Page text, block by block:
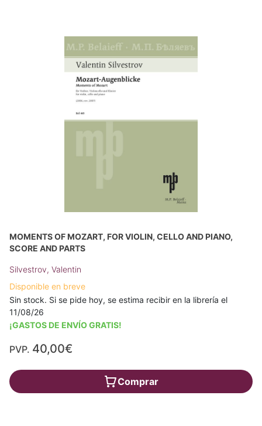
MOMENTS OF MOZART, FOR VIOLIN, CELLO AND PIANO,
SCORE AND PARTS
Silvestrov, Valentin
Disponible en breve
Sin stock. Si se pide hoy, se estima recibir en la librería el
11/08/26
¡GASTOS DE ENVÍO GRATIS!
PVP. 40,00€
Comprar